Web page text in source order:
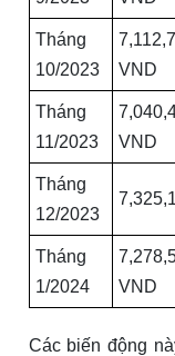
Tháng
10/2023
VND
Tháng
11/2023
VND
Tháng
12/2023
Tháng
1/2024
VND
Các biến động